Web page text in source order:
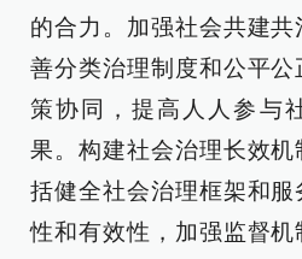
的合力。加强社会共建
善分类治理制度和公平
策协同，提高人人参与
果。构建社会治理长效
括健全社会治理框架和
性和有效性，加强监督